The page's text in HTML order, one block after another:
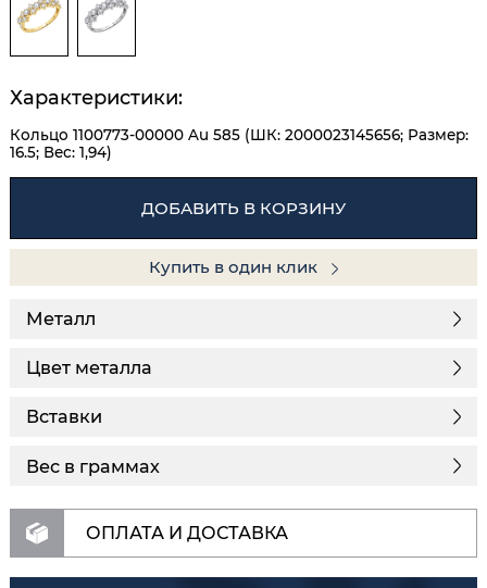
Характеристики:
Кольцо 1100773-00000 Au 585 (ШК: 2000023145656; Размер:
16.5; Вес: 1,94)
ДОБАВИТЬ В КОРЗИНУ
Купить в один клик
Металл
Цвет металла
Вставки
Вес в граммах
ОПЛАТА И ДОСТАВКА